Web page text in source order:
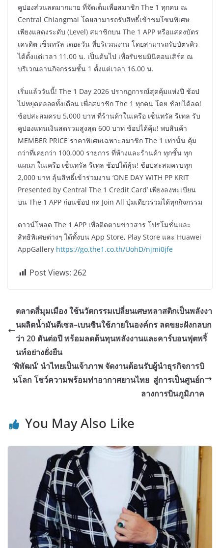
คูปองส่วนลดมากมาย ที่จัดเต็มเพื่อสมาชิก The 1 ทุกคน ณ
Central Chiangmai โดยสามารถรับสิทธิ์เข้าชมโซนพิเศษ
เพียงแสดงระดับ (Level) สมาชิกบน The 1 APP หรือแสดงบัตร
เครดิต เซ็นทรัล เดอะวัน ที่บริเวณงาน โดยสามารถรับบัตรคิว
ได้ตั้งแต่เวลา 11.00 น. เป็นต้นไป เพื่อรับชมมินิคอนเสิร์ต ณ
บริเวณลานกิจกรรมชั้น 1 ตั้งแต่เวลา 16.00 น.
เริ่มแล้ววันนี้! The 1 Day 2026 ปรากฏการณ์สุดคุ้มแห่งปี ช้อป
ไม่หยุดตลอดทั้งเดือน เพื่อสมาชิก The 1 ทุกคน โดย ช้อปได้ลด!
ช้อปสะสมครบ 5,000 บาท ที่ร้านค้าในเครือ เซ็นทรัล รีเทล รับ
คูปองแทนเงินสดรวมสูงสุด 600 บาท ช้อปได้คุ้ม! พบสินค้า
MEMBER PRICE ราคาพิเศษเฉพาะสมาชิก The 1 เท่านั้น คุ้ม
กว่าที่เคยกว่า 100,000 รายการ ที่ห้างและร้านค้า ทุกชั้น ทุก
แผนก ในเครือ เซ็นทรัล รีเทล ช้อปได้ลุ้น! ช้อปสะสมครบทุก
2,000 บาท ลุ้นสิทธิ์เข้าร่วมงาน ‘ONE DAY WITH PP KRIT
Presented by Central The 1 Credit Card’ เพียงลงทะเบียน
บน The 1 APP ก่อนช้อป กด Join All ปุ่มเดียวร่วมได้ทุกกิจกรรม
ดาวน์โหลด The 1 APP เพื่อติดตามข่าวสาร โปรโมชั่นและ
สิทธิพิเศษต่างๆ ได้ทั้งบน App Store, Play Store และ Huawei
AppGallery https://go.the1.co.th/UohD/njmi0jfe
Post Views: 262
ตลาดสี่มุมเมือง ใช้นวัตกรรมเปลี่ยนเศษพลาสติกเป็นพลังงา
นผลิตน้ำมันดีเซล–เบนซินใช้ภายในองค์กร ลดขยะฝังกลบก
ว่า 20 ตันต่อปี พร้อมลดต้นทุนพลังงานและคาร์บอนฟุตพริ้
นท์อย่างยั่งยืน
‘พิพัฒน์’ นำไทยเป็นเจ้าภาพ จัดงานต้อนรับผู้นำธุรกิจการบิ
นโลก โชว์ความพร้อมท่าอากาศยานไทย สู่การเป็นศูนย์ก
ลางการบินภูมิภาค
You May Also Like